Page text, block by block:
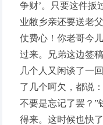
争财’。只要这件扳
业敝乡亲还要送老
仗费心！你老哥今
过来。兄弟这边签
几个人又闲谈了一
了几个呵欠，都说
不要是忘记了罢？”
得来。这时候也快